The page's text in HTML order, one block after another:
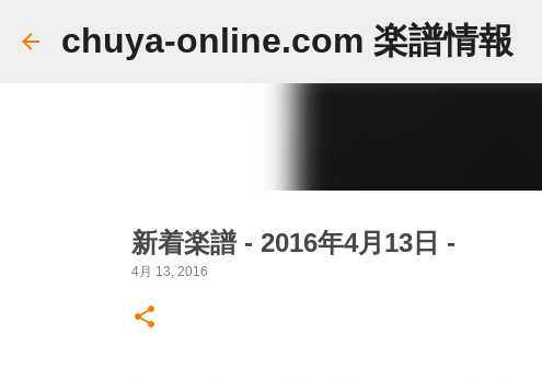
chuya-online.com 楽譜情報
新着楽譜 - 2016年4月13日 -
4月 13, 2016